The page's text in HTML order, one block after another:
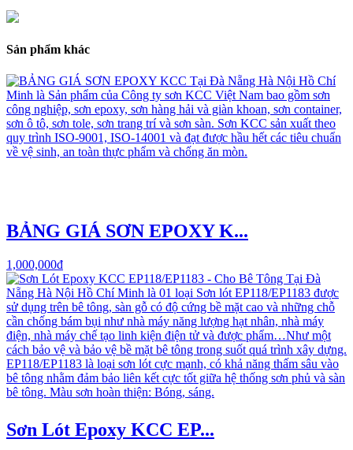
Sản phẩm khác
BẢNG GIÁ SƠN EPOXY K...
1,000,000đ
Sơn Lót Epoxy KCC EP...